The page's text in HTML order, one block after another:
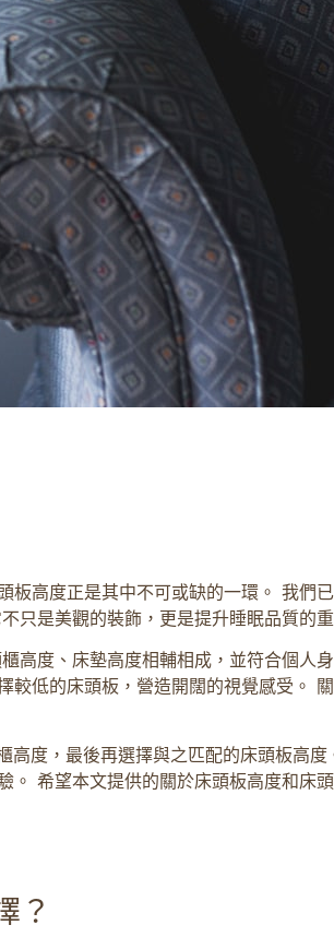
高度正是其中不可或缺的一環。 我們
只是美觀的裝飾，更是提升睡眠品質的重
高度、床墊高度相輔相成，並符合個人
低的床頭板，營造開闊的視覺感受。
度，最後再選擇與之匹配的床頭板高
希望本文提供的關於床頭板高度和床
？